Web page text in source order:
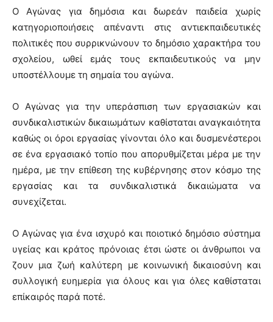
Ο Αγώνας για δημόσια και δωρεάν παιδεία χωρίς
κατηγοριοποιήσεις απέναντι στις αντιεκπαιδευτικές
πολιτικές που συρρικνώνουν το δημόσιο χαρακτήρα του
σχολείου, ωθεί εμάς τους εκπαιδευτικούς να μην
υποστέλλουμε τη σημαία του αγώνα.
Ο Αγώνας για την υπεράσπιση των εργασιακών και
συνδικαλιστικών δικαιωμάτων καθίσταται αναγκαιότητα
καθώς οι όροι εργασίας γίνονται όλο και δυσμενέστεροι
σε ένα εργασιακό τοπίο που απορυθμίζεται μέρα με την
ημέρα, με την επίθεση της κυβέρνησης στον κόσμο της
εργασίας και τα συνδικαλιστικά δικαιώματα να
συνεχίζεται.
Ο Αγώνας για ένα ισχυρό και ποιοτικό δημόσιο σύστημα
υγείας και κράτος πρόνοιας έτσι ώστε οι άνθρωποι να
ζουν μια ζωή καλύτερη με κοινωνική δικαιοσύνη και
συλλογική ευημερία για όλους και για όλες καθίσταται
επίκαιρός παρά ποτέ.